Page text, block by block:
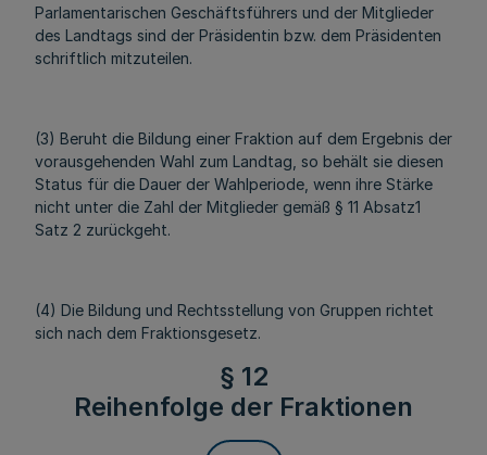
Parlamentarischen Geschäftsführers und der Mitglieder
des Landtags sind der Präsidentin bzw. dem Präsidenten
schriftlich mitzuteilen.
(3) Beruht die Bildung einer Fraktion auf dem Ergebnis der
vorausgehenden Wahl zum Landtag, so behält sie diesen
Status für die Dauer der Wahlperiode, wenn ihre Stärke
nicht unter die Zahl der Mitglieder gemäß § 11 Absatz1
Satz 2 zurückgeht.
(4) Die Bildung und Rechtsstellung von Gruppen richtet
sich nach dem Fraktionsgesetz.
§ 12
Reihenfolge der Fraktionen